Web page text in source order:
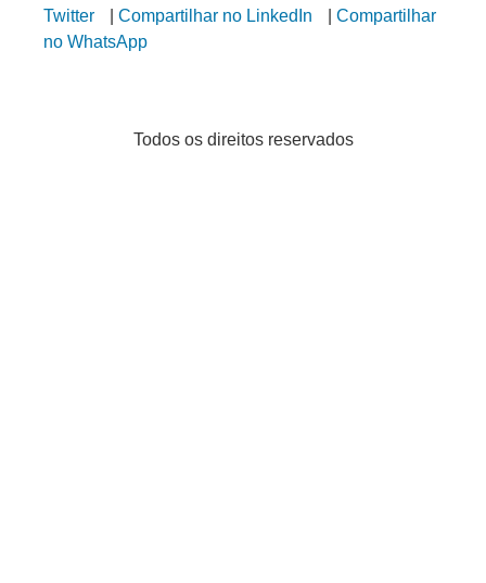
Twitter
Compartilhar no LinkedIn
Compartilhar
no WhatsApp
Todos os direitos reservados